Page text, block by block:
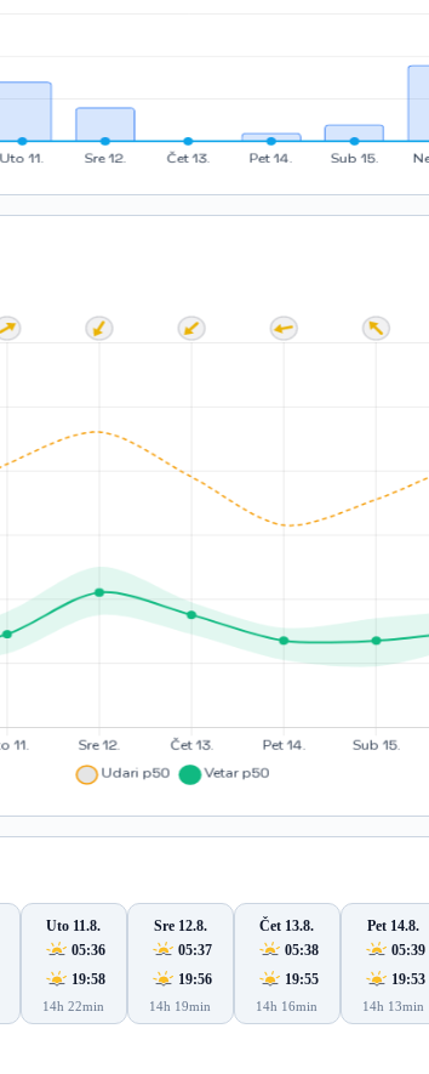
Uto 11.8.
05:36
19:58
14h 22min
Sre 12.8.
05:37
19:56
14h 19min
Čet 13.8.
05:38
19:55
14h 16min
Pet 14.8.
05:39
19:53
14h 13min